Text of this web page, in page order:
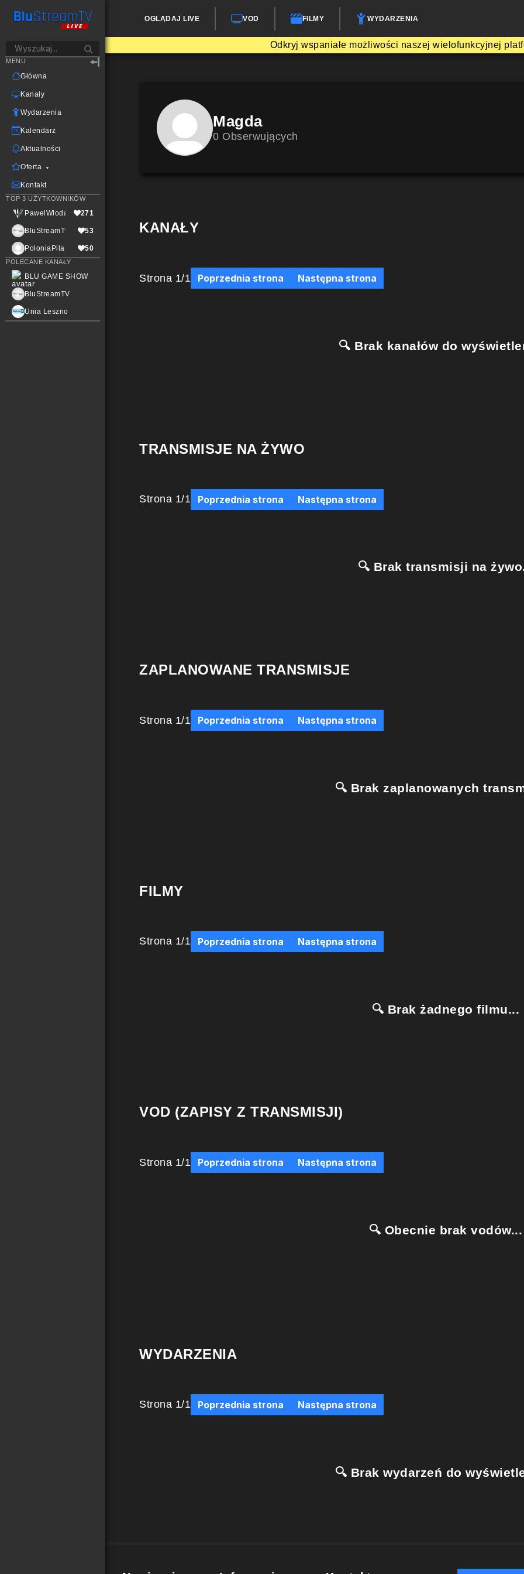
OGLĄDAJ LIVE VOD FILMY WYDARZENIA
Odkryj wspaniałe możliwości naszej wielofunkcyjnej
MENU
Główna
Kanały
Wydarzenia
Kalendarz
Aktualności
Oferta
Kontakt
TOP 3 UŻYTKOWNIKÓW
PawelWlodarczak271
BluStreamTvLive53
PoloniaPila 50
POLECANE KANAŁY
BLU GAME SHOW
BluStreamTV
Unia Leszno
Magda
0 Obserwujących
KANAŁY
Strona 1/1 Poprzednia strona Następna strona
🔍 Brak kanałów do
TRANSMISJE NA ŻYWO
Strona 1/1 Poprzednia strona Następna strona
🔍 Brak transmisji na
ZAPLANOWANE TRANSMISJE
Strona 1/1 Poprzednia strona Następna strona
🔍 Brak zaplanowanych
FILMY
Strona 1/1 Poprzednia strona Następna strona
🔍 Brak żadnego filmu...
VOD (ZAPISY Z TRANSMISJI)
Strona 1/1 Poprzednia strona Następna strona
🔍 Obecnie brak vodów...
WYDARZENIA
Strona 1/1 Poprzednia strona Następna strona
🔍 Brak wydarzeń do